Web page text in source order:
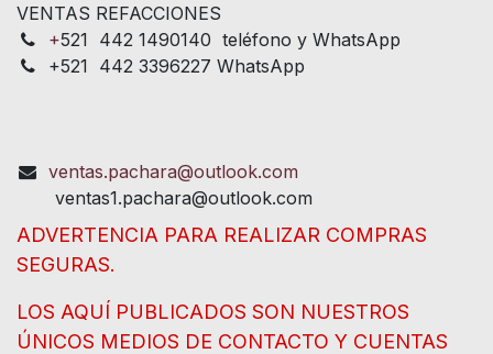
VENTAS REFACCIONES
+521 442 1490140 teléfono y WhatsApp
+521 442 3396227 WhatsApp
ventas.pachara@outlook.com
ventas1.pachara@outlook.com
ADVERTENCIA PARA REALIZAR COMPRAS
SEGURAS.
LOS AQUÍ PUBLICADOS SON NUESTROS
ÚNICOS MEDIOS DE CONTACTO Y CUENTAS